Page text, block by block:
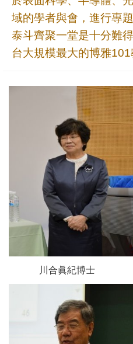
絡
資
訊
域的學者與會，進行專
泰斗齊聚一堂是十分難
台大規模最大的博雅101
川合眞紀博士